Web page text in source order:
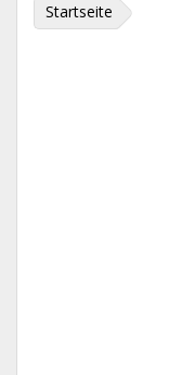
Startseite